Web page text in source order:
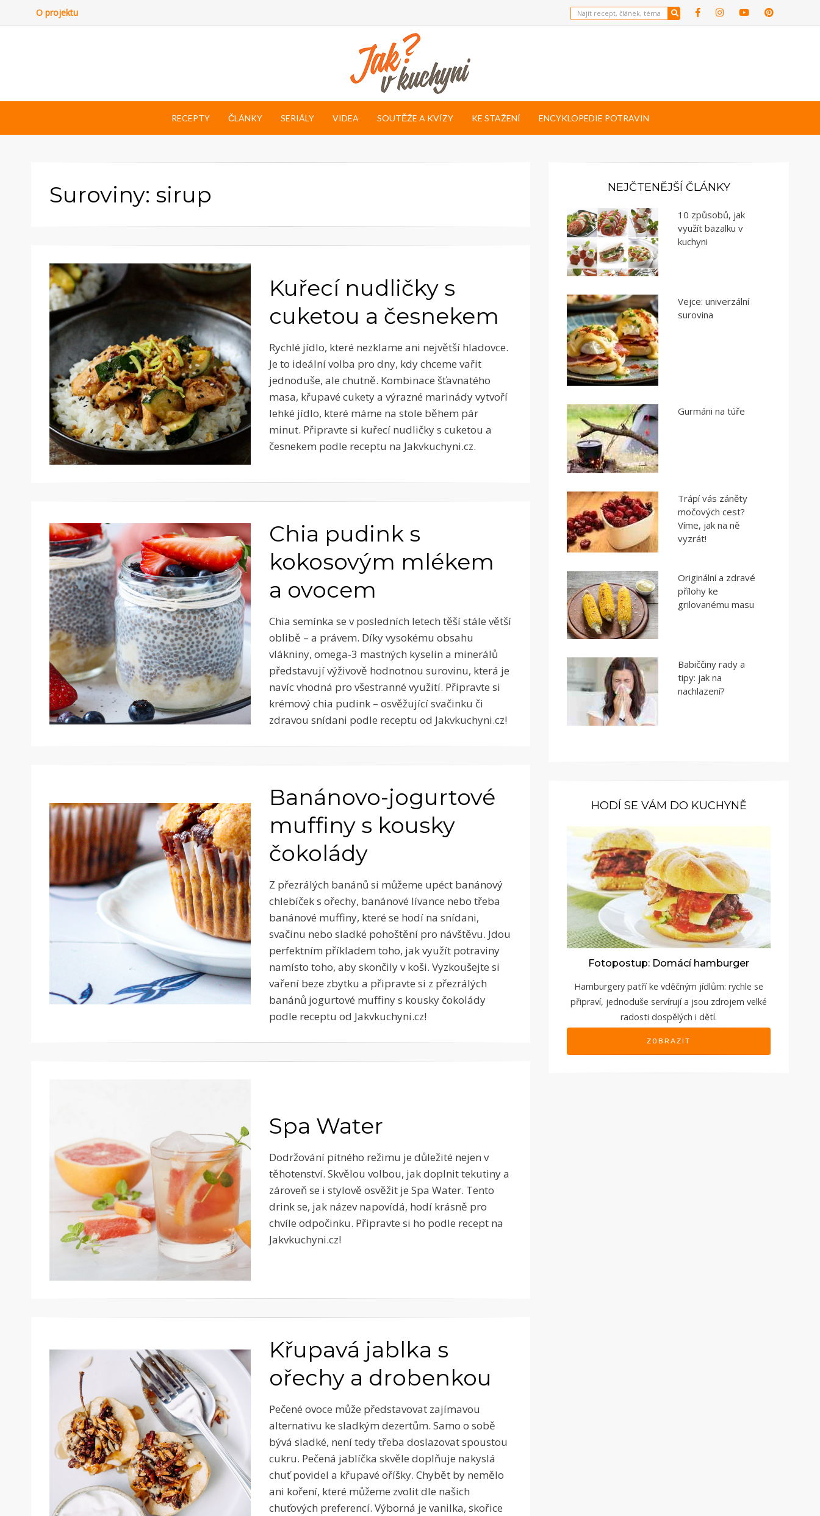
O projektu
RECEPTY ČLÁNKY SERIÁLY VIDEA SOUTĚŽE A KVÍZY KE STAŽENÍ ENCYKLOPEDIE POTRAVIN
Suroviny: sirup
Kuřecí nudličky s
cuketou a česnekem
Rychlé jídlo, které nezklame ani největší hladovce.
Je to ideální volba pro dny, kdy chceme vařit
jednoduše, ale chutně. Kombinace šťavnatého
masa, křupavé cukety a výrazné marinády vytvoří
lehké jídlo, které máme na stole během pár
minut. Připravte si kuřecí nudličky s cuketou a
česnekem podle receptu na Jakvkuchyni.cz.
Chia pudink s
kokosovým mlékem
a ovocem
Chia semínka se v posledních letech těší stále větší
oblibě – a právem. Díky vysokému obsahu
vlákniny, omega-3 mastných kyselin a minerálů
představují výživově hodnotnou surovinu, která je
navíc vhodná pro všestranné využití. Připravte si
krémový chia pudink – osvěžující svačinku či
zdravou snídani podle receptu od Jakvkuchyni.cz!
Banánovo-jogurtové
muffiny s kousky
čokolády
Z přezrálých banánů si můžeme upéct banánový
chlebíček s ořechy, banánové lívance nebo třeba
banánové muffiny, které se hodí na snídani,
svačinu nebo sladké pohoštění pro návštěvu. Jdou
perfektním příkladem toho, jak využít potraviny
namísto toho, aby skončily v koši. Vyzkoušejte si
vaření beze zbytku a připravte si z přezrálých
banánů jogurtové muffiny s kousky čokolády
podle receptu od Jakvkuchyni.cz!
Spa Water
Dodržování pitného režimu je důležité nejen v
těhotenství. Skvělou volbou, jak doplnit tekutiny a
zároveň se i stylově osvěžit je Spa Water. Tento
drink se, jak název napovídá, hodí krásně pro
chvíle odpočinku. Připravte si ho podle recept na
Jakvkuchyni.cz!
Křupavá jablka s
ořechy a drobenkou
Pečené ovoce může představovat zajímavou
alternativu ke sladkým dezertům. Samo o sobě
bývá sladké, není tedy třeba doslazovat spoustou
cukru. Pečená jablíčka skvěle doplňuje nakyslá
chuť povidel a křupavé oříšky. Chybět by nemělo
ani koření, které můžeme zvolit dle našich
chuťových preferencí. Výborná je vanilka, skořice
NEJČTENĚJŠÍ ČLÁNKY
10 způsobů, jak
využít bazalku v
kuchyni
Vejce: univerzální
surovina
Gurmáni na túře
Trápí vás záněty
močových cest?
Víme, jak na ně
vyzrát!
Originální a zdravé
přílohy ke
grilovanému masu
Babiččiny rady a
tipy: jak na
nachlazení?
HODÍ SE VÁM DO KUCHYNĚ
Fotopostup: Domácí hamburger
Hamburgery patří ke vděčným jídlům: rychle se
připraví, jednoduše servírují a jsou zdrojem velké
radosti dospělých i dětí.
ZOBRAZIT